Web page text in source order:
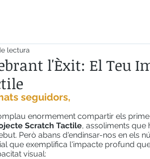
l'Èxit: El Teu
lectura
seguidors,
enormement compartir els
Scratch Tactile, assoliments que
Però abans d'endinsar-nos en els
que exemplifica l'impacte profund
visual: